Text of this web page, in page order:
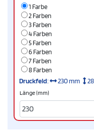
1 Farbe
2 Farben
3 Farben
4 Farben
5 Farben
6 Farben
7 Farben
8 Farben
Druckfeld: 230 mm
Länge (mm)